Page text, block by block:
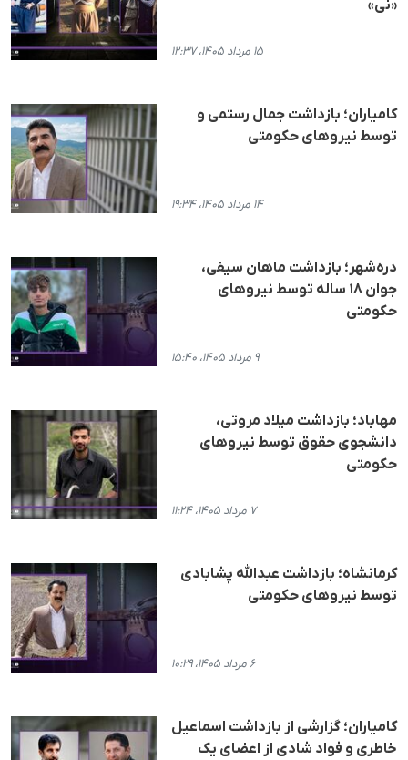
«نی»
۱۵ مرداد ۱۴۰۵، ۱۲:۳۷
کامیاران؛ بازداشت جمال رستمی و
توسط نیروهای حکومتی
۱۴ مرداد ۱۴۰۵، ۱۹:۳۴
دره‌شهر؛ بازداشت ماهان سیفی،
جوان ۱۸ ساله توسط نیروهای
حکومتی
۹ مرداد ۱۴۰۵، ۱۵:۴۰
مهاباد؛ بازداشت میلاد مروتی،
دانشجوی حقوق توسط نیروهای
حکومتی
۷ مرداد ۱۴۰۵، ۱۱:۲۴
کرمانشاه؛ بازداشت عبدالله پشابادی
توسط نیروهای حکومتی
۶ مرداد ۱۴۰۵، ۱۰:۲۹
کامیاران؛ گزارشی از بازداشت اسماعیل
خاطری و فواد شادی از اعضای یک